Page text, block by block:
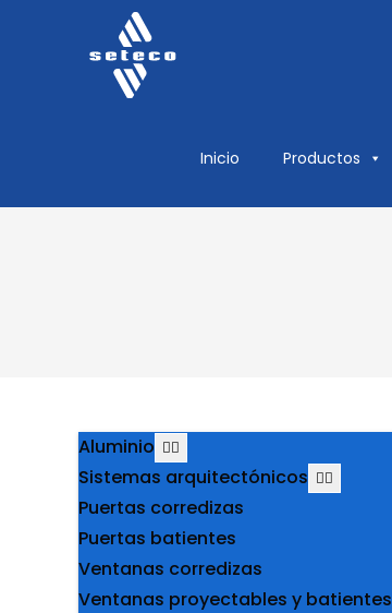
Inicio Productos
Aluminio
Sistemas arquitectónicos
Puertas corredizas
Puertas batientes
Ventanas corredizas
Ventanas proyectables y batientes